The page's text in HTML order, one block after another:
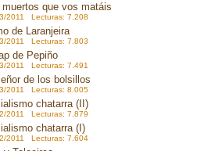
muertos que vos matáis
2011 Lecturas: 7.208
de Laranjeira
2011 Lecturas: 7.803
de Pepiño
2011 Lecturas: 7.491
de los bolsillos
2011 Lecturas: 8.005
chatarra (II)
2011 Lecturas: 7.879
chatarra (I)
2011 Lecturas: 7.604